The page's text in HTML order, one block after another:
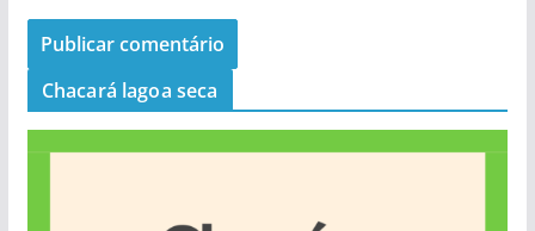
Chacará lagoa seca